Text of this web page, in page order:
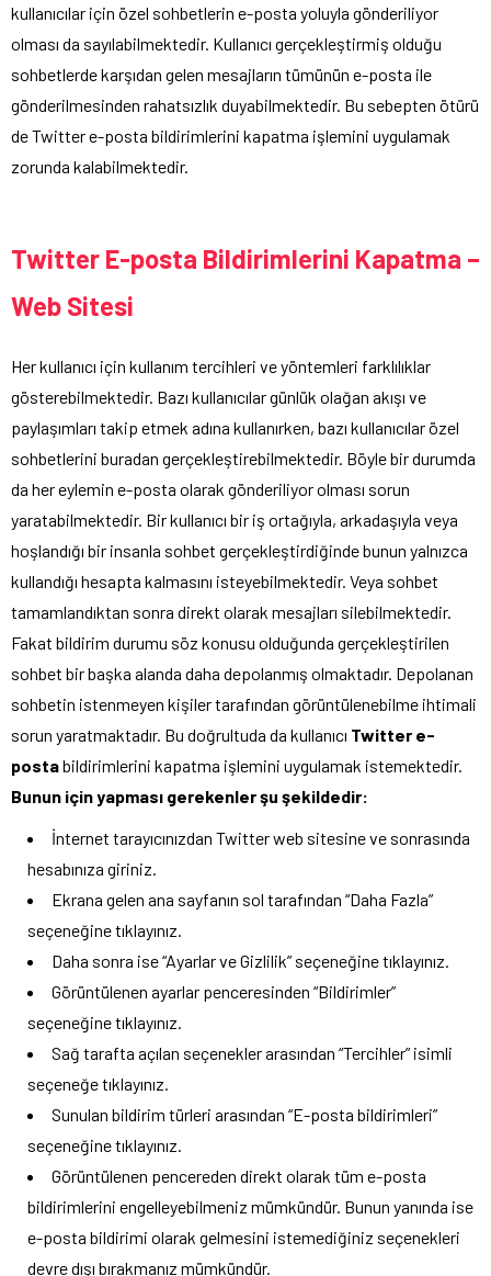
kullanıcılar için özel sohbetlerin e-posta yoluyla gönderiliyor
olması da sayılabilmektedir. Kullanıcı gerçekleştirmiş olduğu
sohbetlerde karşıdan gelen mesajların tümünün e-posta ile
gönderilmesinden rahatsızlık duyabilmektedir. Bu sebepten ötürü
de Twitter e-posta bildirimlerini kapatma işlemini uygulamak
zorunda kalabilmektedir.
Twitter E-posta Bildirimlerini Kapatma –
Web Sitesi
Her kullanıcı için kullanım tercihleri ve yöntemleri farklılıklar
gösterebilmektedir. Bazı kullanıcılar günlük olağan akışı ve
paylaşımları takip etmek adına kullanırken, bazı kullanıcılar özel
sohbetlerini buradan gerçekleştirebilmektedir. Böyle bir durumda
da her eylemin e-posta olarak gönderiliyor olması sorun
yaratabilmektedir. Bir kullanıcı bir iş ortağıyla, arkadaşıyla veya
hoşlandığı bir insanla sohbet gerçekleştirdiğinde bunun yalnızca
kullandığı hesapta kalmasını isteyebilmektedir. Veya sohbet
tamamlandıktan sonra direkt olarak mesajları silebilmektedir.
Fakat bildirim durumu söz konusu olduğunda gerçekleştirilen
sohbet bir başka alanda daha depolanmış olmaktadır. Depolanan
sohbetin istenmeyen kişiler tarafından görüntülenebilme ihtimali
sorun yaratmaktadır. Bu doğrultuda da kullanıcı Twitter e-
postabildirimlerini kapatma işlemini uygulamak istemektedir.
Bunun için yapması gerekenler şu şekildedir:
İnternet tarayıcınızdan Twitter web sitesine ve sonrasında
hesabınıza giriniz.
Ekrana gelen ana sayfanın sol tarafından “Daha Fazla”
seçeneğine tıklayınız.
Daha sonra ise “Ayarlar ve Gizlilik” seçeneğine tıklayınız.
Görüntülenen ayarlar penceresinden “Bildirimler”
seçeneğine tıklayınız.
Sağ tarafta açılan seçenekler arasından “Tercihler” isimli
seçeneğe tıklayınız.
Sunulan bildirim türleri arasından “E-posta bildirimleri”
seçeneğine tıklayınız.
Görüntülenen pencereden direkt olarak tüm e-posta
bildirimlerini engelleyebilmeniz mümkündür. Bunun yanında ise
e-posta bildirimi olarak gelmesini istemediğiniz seçenekleri
devre dışı bırakmanız mümkündür.